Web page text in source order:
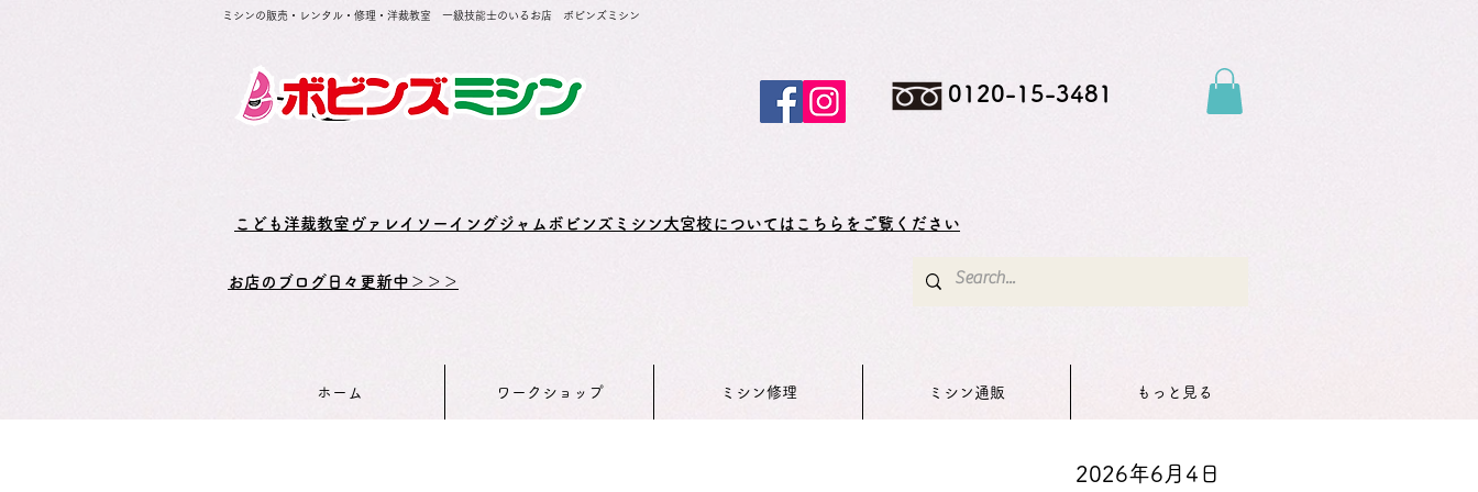
ミシンの販売・レンタル・修理・洋裁教室 一級技能士のいるお店 ボビンズミシン
0120-15-3481
​こども洋裁教室ヴァレイソーイングジャムボビンズミシン大宮校についてはこちらをご覧ください
お店のブログ日々更新中＞＞＞
ホーム ワークショップ ミシン修理 ミシン通販 もっと見る
2026年6月4日